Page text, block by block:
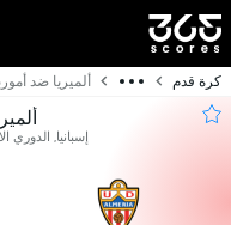
كرة قدم ألميريا ضد
إسبانيا, الدوري